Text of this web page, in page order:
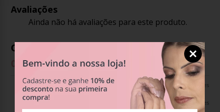
Avaliações
Ainda não há avaliações para este produto.
Opiniões dos clientes
% Recomendam este produto
0% 0 avaliações
0 avaliações